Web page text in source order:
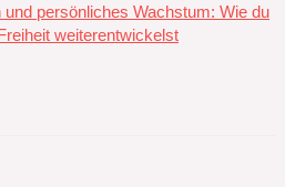
persönliches Wachstum: Wie du
weiterentwickelst